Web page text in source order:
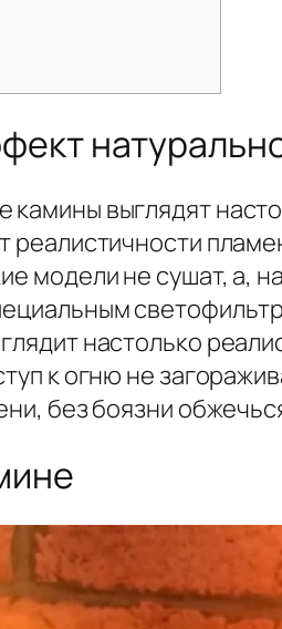
выглядят
модели не сушат, а,
настолько
к огню не
без боязни